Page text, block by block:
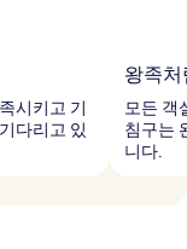
시키고 기
다리고 있
왕족
모든 객
침구는
니다.